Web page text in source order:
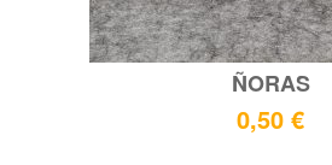
ÑORAS
0,50 €